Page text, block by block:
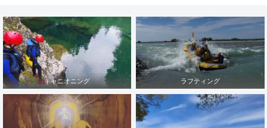
キャニオニング ラフティング